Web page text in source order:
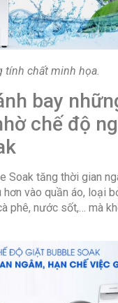
tính chất minh họa.
bay
chế độ
Soak tăng thời gian
vào quần áo, loại
phê, nước sốt,… mà